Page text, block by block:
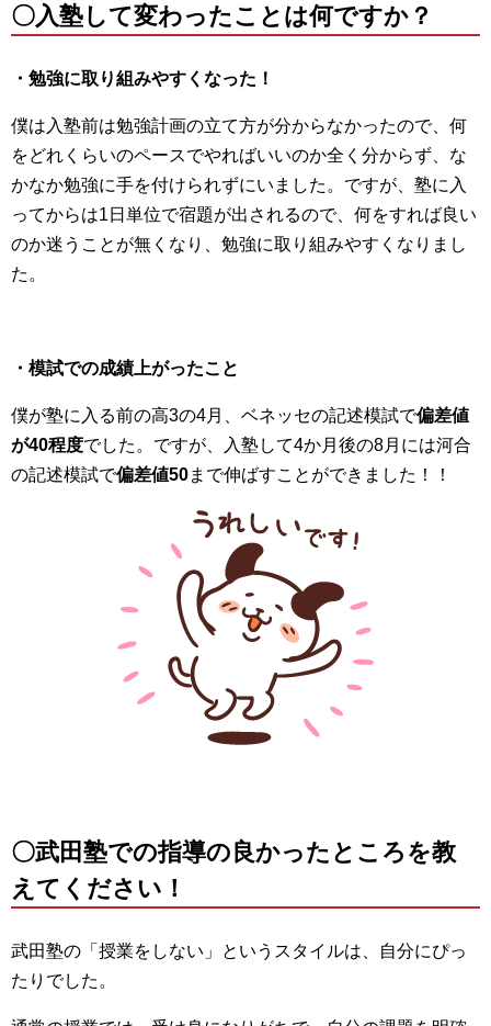
〇入塾して変わったことは何ですか？
・勉強に取り組みやすくなった！
僕は入塾前は勉強計画の立て方が分からなかったので、何
をどれくらいのペースでやればいいのか全く分からず、な
かなか勉強に手を付けられずにいました。ですが、塾に入
ってからは1日単位で宿題が出されるので、何をすれば良い
のか迷うことが無くなり、勉強に取り組みやすくなりまし
た。
・模試での成績上がったこと
僕が塾に入る前の高3の4月、ベネッセの記述模試で偏差値
が40程度でした。ですが、入塾して4か月後の8月には河合
の記述模試で偏差値50まで伸ばすことができました！！
〇武田塾での指導の良かったところを教
えてください！
武田塾の「授業をしない」というスタイルは、自分にぴっ
たりでした。